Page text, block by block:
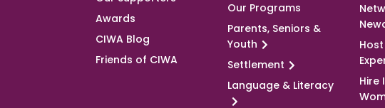
Awards
CIWA Blog
Friends of CIWA
Our Programs
Parents, Seniors &
Youth
Settlement
Language & Literacy
Hire